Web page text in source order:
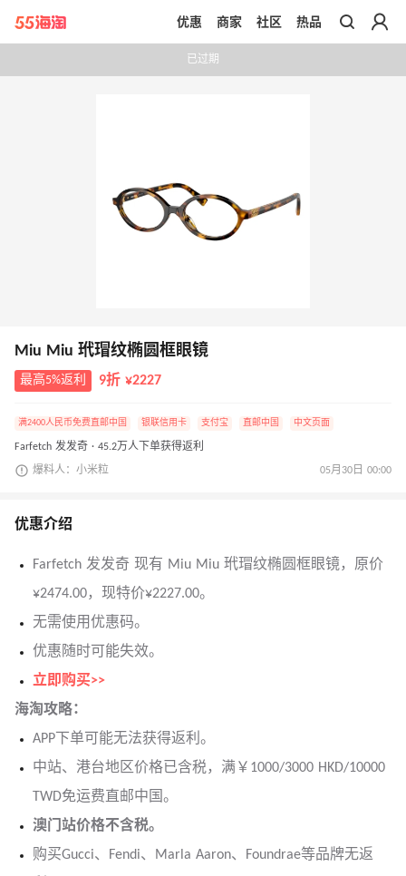
带你去官网买正品
优惠 商家 社区 热品
已过期
Miu Miu 玳瑁纹椭圆框眼镜
最高5%返利 9折 ¥2227
满2400人民币免费直邮中国 银联信用卡 支付宝 直邮中国 中文页面
Farfetch 发发奇 · 45.2万人下单获得返利
爆料人：小米粒 05月30日 00:00
优惠介绍
Farfetch 发发奇 现有 Miu Miu 玳瑁纹椭圆框眼镜，原价
¥2474.00，现特价¥2227.00。
无需使用优惠码。
优惠随时可能失效。
立即购买>>
海淘攻略：
APP下单可能无法获得返利。
中站、港台地区价格已含税，满￥1000/3000 HKD/10000
TWD免运费直邮中国。
澳门站价格不含税。
购买Gucci、Fendi、Marla Aaron、Foundrae等品牌无返